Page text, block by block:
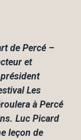
de Percé –
et
Les
à Percé
Luc Picard
leçon de